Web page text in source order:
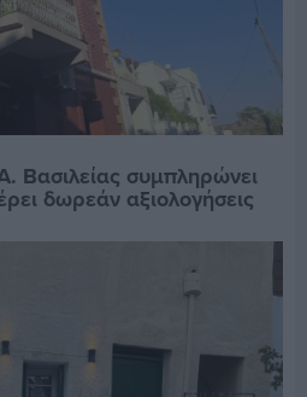
Βασιλείας συμπληρώνει
δωρεάν αξιολογήσεις